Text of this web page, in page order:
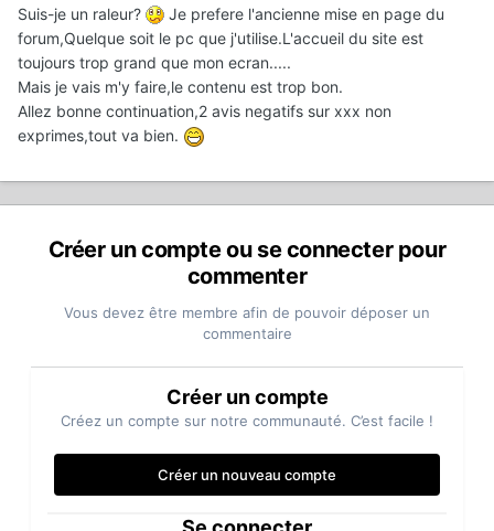
Suis-je un raleur?
Je prefere l'ancienne mise en page du
forum,Quelque soit le pc que j'utilise.L'accueil du site est
toujours trop grand que mon ecran.....
Mais je vais m'y faire,le contenu est trop bon.
Allez bonne continuation,2 avis negatifs sur xxx non
exprimes,tout va bien.
Créer un compte ou se connecter pour
commenter
Vous devez être membre afin de pouvoir déposer un
commentaire
Créer un compte
Créez un compte sur notre communauté. C’est facile !
Créer un nouveau compte